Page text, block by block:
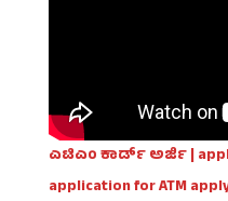
ಎಟಿಎಂ ಕಾರ್ಡ್ ಅರ್ಜಿ |
application for ATM